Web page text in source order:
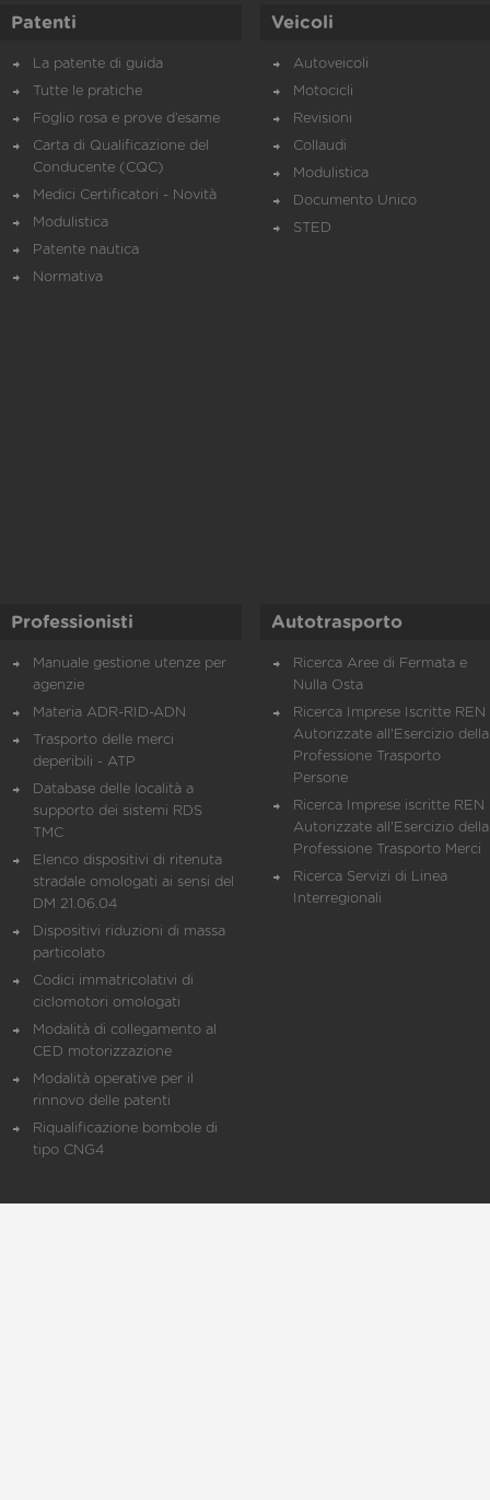
Patenti
La patente di guida
Tutte le pratiche
Foglio rosa e prove d’esame
Carta di Qualificazione del
Conducente (CQC)
Medici Certificatori - Novità
Modulistica
Patente nautica
Normativa
Veicoli
Autoveicoli
Motocicli
Revisioni
Collaudi
Modulistica
Documento Unico
STED
Professionisti
Manuale gestione utenze per
agenzie
Materia ADR-RID-ADN
Trasporto delle merci
deperibili - ATP
Database delle località a
supporto dei sistemi RDS
TMC
Elenco dispositivi di ritenuta
stradale omologati ai sensi del
DM 21.06.04
Dispositivi riduzioni di massa
particolato
Codici immatricolativi di
ciclomotori omologati
Modalità di collegamento al
CED motorizzazione
Modalità operative per il
rinnovo delle patenti
Riqualificazione bombole di
tipo CNG4
Autotrasporto
Ricerca Aree di Fermata e
Nulla Osta
Ricerca Imprese Iscritte REN
Autorizzate all'Esercizio della
Professione Trasporto
Persone
Ricerca Imprese iscritte REN
Autorizzate all'Esercizio della
Professione Trasporto Merci
Ricerca Servizi di Linea
Interregionali